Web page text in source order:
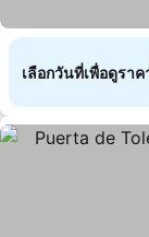
เลือกวันที่เพื่อดูรา